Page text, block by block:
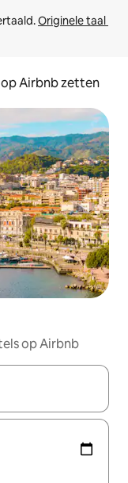
Originele taal
Airbnb zetten
op Airbnb
maak je een keuze